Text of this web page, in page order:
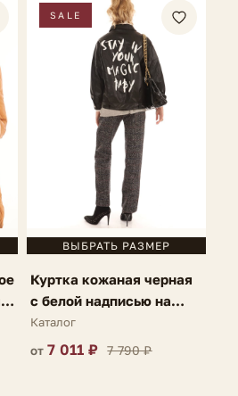
SALE
ВЫБРАТЬ РАЗМЕР
Куртка кожаная черная
с белой надписью на
спине Lauria
Каталог
от7 011 ₽ 7 790 ₽